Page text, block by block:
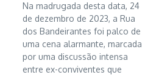
Na madrugada desta data, 24
de dezembro de 2023, a Rua
dos Bandeirantes foi palco de
uma cena alarmante, marcada
por uma discussão intensa
entre ex-conviventes que